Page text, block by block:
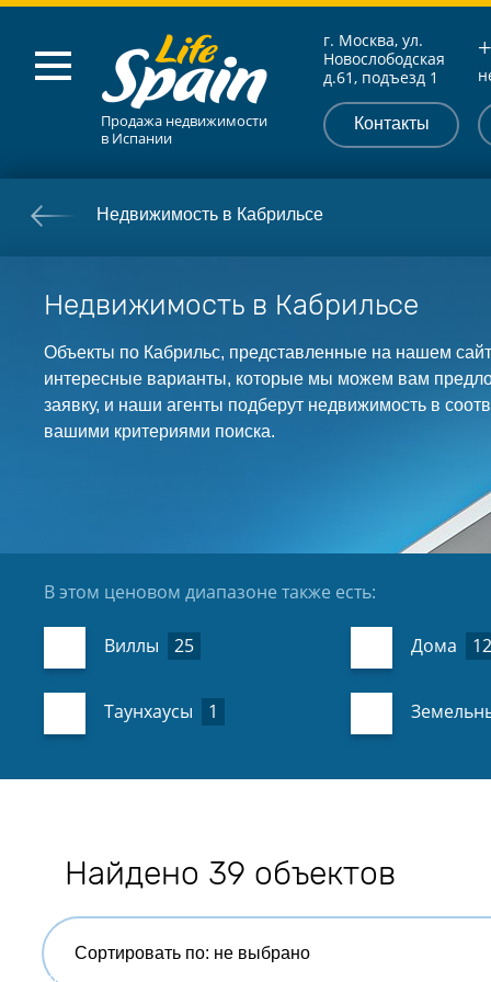
Продажа недвижимости
в Испании
г. Москва, ул.
Новослободская
д.61, подъезд 1
Контакты
Недвижимость в Кабрильсе
Недвижимость в Кабрильсе
Объекты по Кабрильс, представленные на нашем
интересные варианты, которые мы можем вам
заявку, и наши агенты подберут недвижимость в
вашими критериями поиска.
В этом ценовом диапазоне также есть:
Виллы 25 Дома 12
Таунхаусы 1
Найдено 39 объектов
Сортировать по: не выбрано